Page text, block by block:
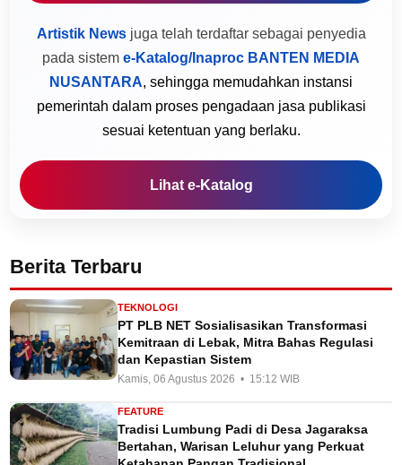
Artistik Newsjuga telah terdaftar sebagai penyedia
pada sistem e-Katalog/Inaproc BANTEN MEDIA
NUSANTARA, sehingga memudahkan instansi
pemerintah dalam proses pengadaan jasa publikasi
sesuai ketentuan yang berlaku.
Lihat e-Katalog
Berita Terbaru
TEKNOLOGI
PT PLB NET Sosialisasikan Transformasi
Kemitraan di Lebak, Mitra Bahas Regulasi
dan Kepastian Sistem
Kamis, 06 Agustus 2026 • 15:12 WIB
FEATURE
Tradisi Lumbung Padi di Desa Jagaraksa
Bertahan, Warisan Leluhur yang Perkuat